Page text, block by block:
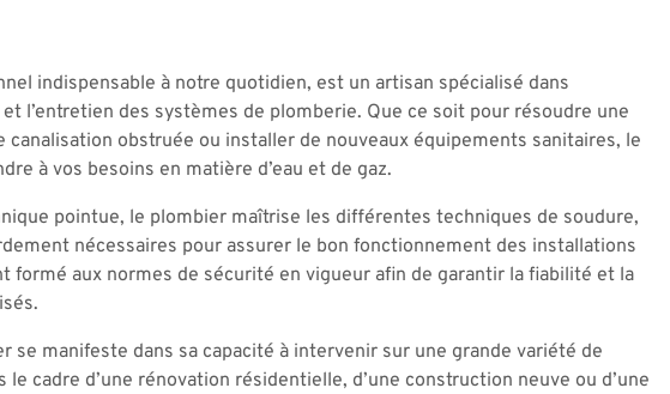
indispensable à notre quotidien, est un artisan spécialisé dans
l’entretien des systèmes de plomberie. Que ce soit pour résoudre une
canalisation obstruée ou installer de nouveaux équipements sanitaires, le
à vos besoins en matière d’eau et de gaz.
pointue, le plombier maîtrise les différentes techniques de soudure,
nécessaires pour assurer le bon fonctionnement des installations
formé aux normes de sécurité en vigueur afin de garantir la fiabilité et la
se manifeste dans sa capacité à intervenir sur une grande variété de
le cadre d’une rénovation résidentielle, d’une construction neuve ou d’une